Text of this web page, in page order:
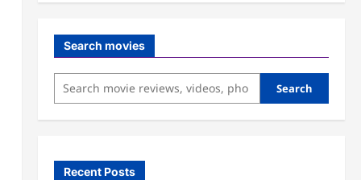
Search movies
Search
Recent Posts